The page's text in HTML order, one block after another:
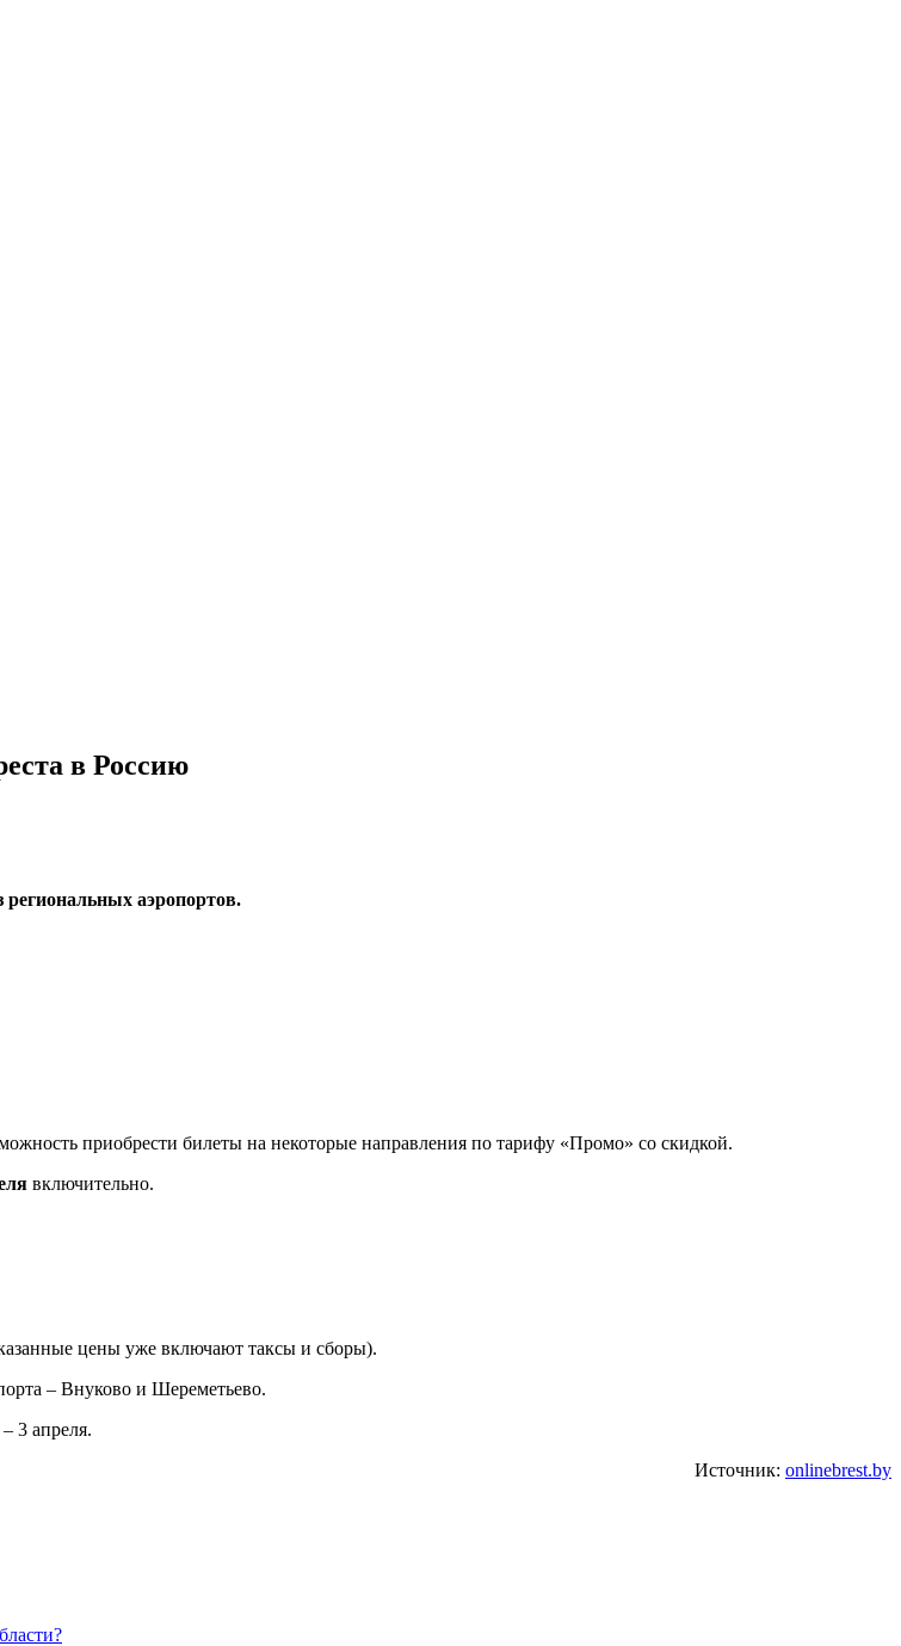
в Россию
аэропортов.
приобрести билеты на некоторые направления по тарифу «Промо» со скидкой.
включительно.
цены уже включают таксы и сборы).
– Внуково и Шереметьево.
3 апреля.
Источник: onlinebrest.by